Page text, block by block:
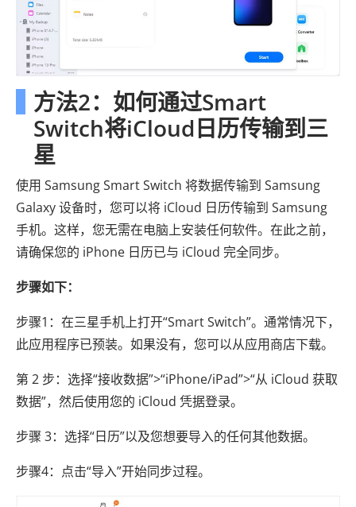
方法2：如何通过Smart
Switch将iCloud日历传输到三
星
使用 Samsung Smart Switch 将数据传输到 Samsung
Galaxy 设备时，您可以将 iCloud 日历传输到 Samsung
手机。这样，您无需在电脑上安装任何软件。在此之前，
请确保您的 iPhone 日历已与 iCloud 完全同步。
步骤如下：
步骤1：在三星手机上打开“Smart Switch”。通常情况下，
此应用程序已预装。如果没有，您可以从应用商店下载。
第 2 步：选择“接收数据”>“iPhone/iPad”>“从 iCloud 获取
数据”，然后使用您的 iCloud 凭据登录。
步骤 3：选择“日历”以及您想要导入的任何其他数据。
步骤4：点击“导入”开始同步过程。